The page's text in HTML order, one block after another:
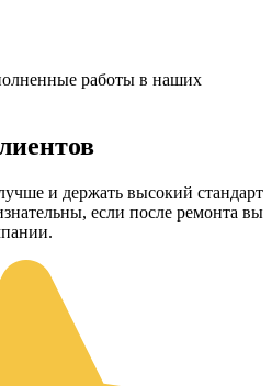
работы в наших
и держать высокий стандарт
если после ремонта вы